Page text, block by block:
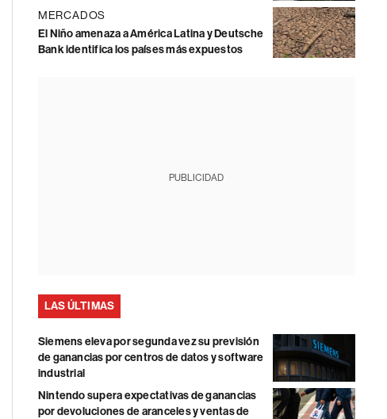
MERCADOS
El Niño amenaza a América Latina y Deutsche
Bank identifica los países más expuestos
PUBLICIDAD
LAS ÚLTIMAS
Siemens eleva por segunda vez su previsión
de ganancias por centros de datos y software
industrial
Nintendo supera expectativas de ganancias
por devoluciones de aranceles y ventas de